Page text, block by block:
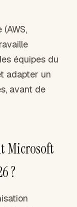
équipes du
adapter un
avant de
Microsoft
?